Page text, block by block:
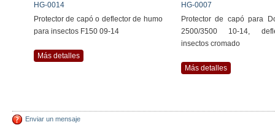
HG-0014
Protector de capó o deflector de humo
para insectos F150 09-14
Más detalles
HG-0007
Protector de capó para
2500/3500 10-14,
insectos cromado
Más detalles
Enviar un mensaje